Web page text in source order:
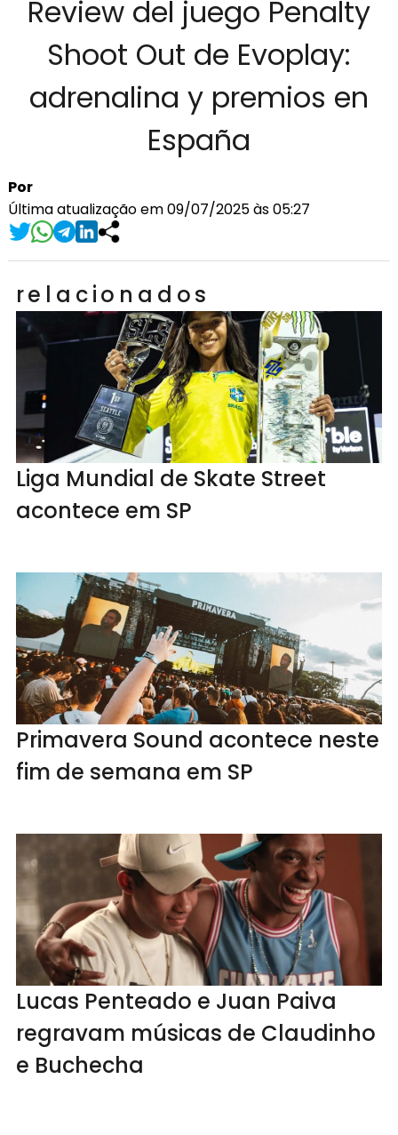
Review del juego Penalty
Shoot Out de Evoplay:
adrenalina y premios en
España
Por
Última atualização em 09/07/2025 às 05:27
relacionados
Liga Mundial de Skate Street
acontece em SP
Primavera Sound acontece neste
fim de semana em SP
Lucas Penteado e Juan Paiva
regravam músicas de Claudinho
e Buchecha